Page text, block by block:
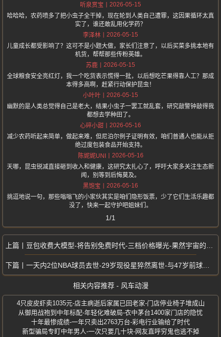
听泉赏宝
2026-05-15
哈哈哈，农药喷多了把小虫子全干掉，现在轮到人类自己遭罪，这因果循环太真
实了，谁还敢乱用化学药？
李泽林
2026-05-15
儿童成长都受影响了？这可不是小题大做，家长们注意了，以后买菜多挑本地有
机货，帮帮那些传粉英雄。
苏鹿
2026-05-15
全球粮食安全亮红灯，我一个吃货表示慌得一批，以后想吃芒果得靠人工？那成
本得多高啊，赶紧行动保护昆虫！
小叶叶
2026-05-15
幽默的是人类总觉得自己是老大，结果小虫子一罢工就乱套，研究敲警钟敲得我
都想去学种田了。
心碎小甜
2026-05-16
减少农药听起来简单，做起来难，但尼泊尔例子证明有效，咱们普通人也能从拒
绝过度包装食品开始支持。
陈妮妮UNI
2026-05-16
天哪，昆虫锐减直接砸到收入和健康，这研究太扎心了，呼吁大家多关注生态新
闻，别等到后悔莫及。
黑饱宝
2026-05-16
挑逗地说一句，那些嗡嗡飞的小家伙其实是咱们隐形饭票，少了它们生活乐趣都
没了，快来一起守护吧姐妹们。
1/1
豆包收费大模型-将告别免费时代-三档价格曝光-果然宇宙的尽头是VIP
一天内2位NBA球员去世-29岁现役星猝然离世-与47岁前球星相继去世
相关内容推荐 - 风车动漫
4只皮皮虾卖1035元-店主病逝后家属已回老家-门店停业椅子堆成山
从御用战袍到中年标配-年轻化难破局-衣中茅台1400家门店的隐忧
十年最惨成绩-一年只卖出2763万台-彩电行业输给了时代
新型骗局专盯中年男人-一次只要几十块-网友直呼穷鬼也逃不掉